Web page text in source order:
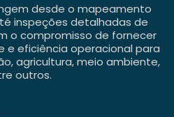
desde o mapeamento
inspeções detalhadas de
o compromisso de fornecer
e eficiência operacional para
agricultura, meio ambiente,
outros.